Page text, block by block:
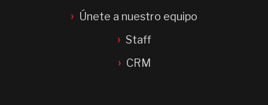
Únete a nuestro equipo
Staff
CRM